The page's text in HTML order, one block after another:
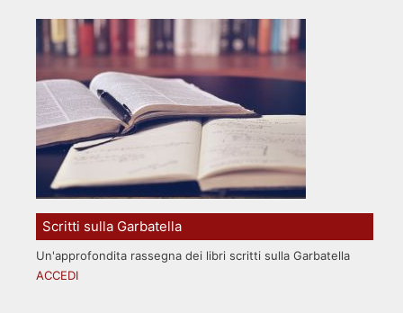
Scritti sulla Garbatella
Un'approfondita rassegna dei libri scritti sulla Garbatella
ACCEDI